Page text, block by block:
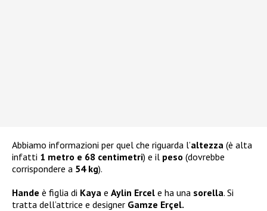
Abbiamo informazioni per quel che riguarda l’altezza (è alta
infatti 1 metro e 68 centimetri) e il peso (dovrebbe
corrispondere a 54 kg).
Hande è figlia di Kaya e Aylin Ercel e ha una sorella. Si
tratta dell’attrice e designer Gamze Erçel.